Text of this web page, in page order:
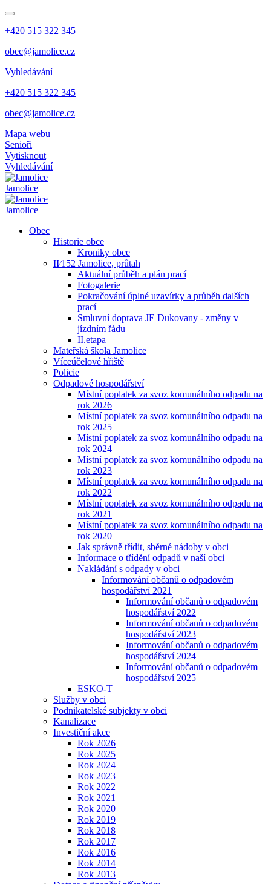
+420 515 322 345
obec@jamolice.cz
Vyhledávání
+420 515 322 345
obec@jamolice.cz
Mapa webu
Senioři
Vytisknout
Vyhledávání
Jamolice
Jamolice
Obec
Historie obce
Kroniky obce
II⁄152 Jamolice, průtah
Aktuální průběh a plán prací
Fotogalerie
Pokračování úplné uzavírky a průběh dalších
prací
Smluvní doprava JE Dukovany - změny v
jízdním řádu
II.etapa
Mateřská škola Jamolice
Víceúčelové hřiště
Policie
Odpadové hospodářství
Místní poplatek za svoz komunálního odpadu na
rok 2026
Místní poplatek za svoz komunálního odpadu na
rok 2025
Místní poplatek za svoz komunálního odpadu na
rok 2024
Místní poplatek za svoz komunálního odpadu na
rok 2023
Místní poplatek za svoz komunálního odpadu na
rok 2022
Místní poplatek za svoz komunálního odpadu na
rok 2021
Místní poplatek za svoz komunálního odpadu na
rok 2020
Jak správně třídit, sběrné nádoby v obci
Informace o třídění odpadů v naší obci
Nakládání s odpady v obci
Informování občanů o odpadovém
hospodářství 2021
Informování občanů o odpadovém
hospodářství 2022
Informování občanů o odpadovém
hospodářství 2023
Informování občanů o odpadovém
hospodářství 2024
Informování občanů o odpadovém
hospodářství 2025
ESKO-T
Služby v obci
Podnikatelské subjekty v obci
Kanalizace
Investiční akce
Rok 2026
Rok 2025
Rok 2024
Rok 2023
Rok 2022
Rok 2021
Rok 2020
Rok 2019
Rok 2018
Rok 2017
Rok 2016
Rok 2014
Rok 2013